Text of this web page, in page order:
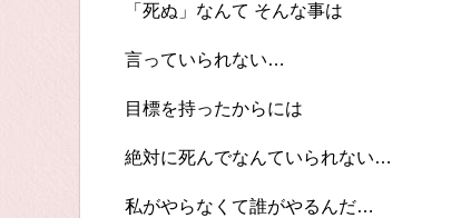
「死ぬ」なんて そんな事は
言っていられない…
目標を持ったからには
絶対に死んでなんていられない…
私がやらなくて誰がやるんだ…